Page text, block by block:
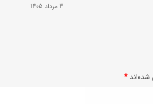
3 مرداد 1405
*